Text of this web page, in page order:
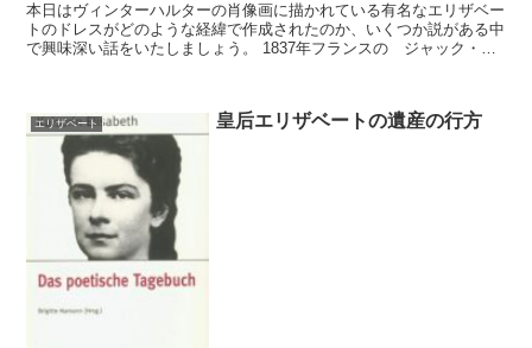
本日はヴィンターハルターの肖像画に描かれている有名なエリザベー
トのドレスがどのような経緯で作成されたのか、いくつか説がある中
で興味深い話をいたしましょう。 1837年フランスの ジャック・マ
エリザベート 皇后エリザベートの遺産の行方